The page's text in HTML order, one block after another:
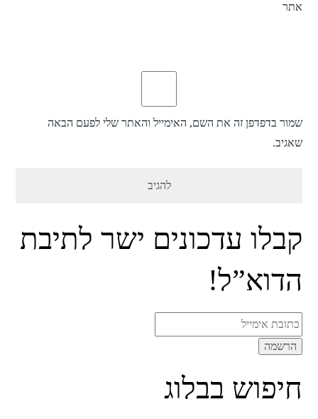
אתר
שמור בדפדפן זה את השם, האימייל והאתר שלי לפעם הבאה
שאגיב.
קבלו עדכונים ישר לתיבת
הדוא”ל!
חיפוש בבלוג